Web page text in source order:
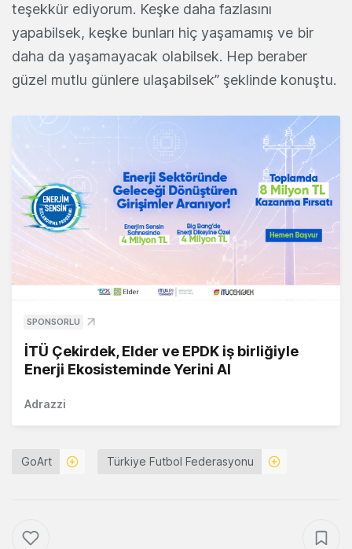
teşekkür ediyorum. Keşke daha fazlasını
yapabilsek, keşke bunları hiç yaşamamış ve bir
daha da yaşamayacak olabilsek. Hep beraber
güzel mutlu günlere ulaşabilsek” şeklinde konuştu.
SPONSORLU
İTÜ Çekirdek, Elder ve EPDK iş birliğiyle
Enerji Ekosisteminde Yerini Al
Adrazzi
GoArt Türkiye Futbol Federasyonu